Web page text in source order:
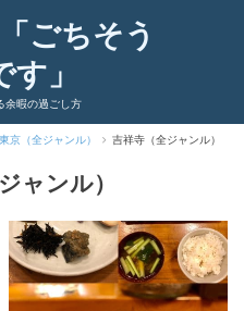
ごちそう
す」
余暇の過ごし方
東京（全ジャンル） 吉祥寺（全ジャンル）
ャンル）